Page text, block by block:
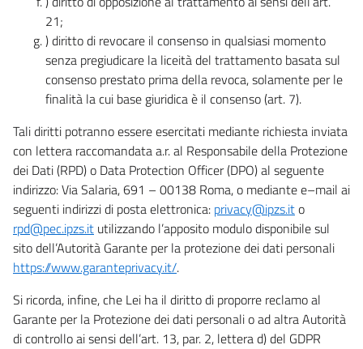
21;
) diritto di revocare il consenso in qualsiasi momento
senza pregiudicare la liceità del trattamento basata sul
consenso prestato prima della revoca, solamente per le
finalità la cui base giuridica è il consenso (art. 7).
Tali diritti potranno essere esercitati mediante richiesta inviata
con lettera raccomandata a.r. al Responsabile della Protezione
dei Dati (RPD) o Data Protection Officer (DPO) al seguente
indirizzo: Via Salaria, 691 – 00138 Roma, o mediante e–mail ai
seguenti indirizzi di posta elettronica: privacy@ipzs.ito
rpd@pec.ipzs.it utilizzando l’apposito modulo disponibile sul
sito dell’Autorità Garante per la protezione dei dati personali
https://www.garanteprivacy.it/.
Si ricorda, infine, che Lei ha il diritto di proporre reclamo al
Garante per la Protezione dei dati personali o ad altra Autorità
di controllo ai sensi dell’art. 13, par. 2, lettera d) del GDPR